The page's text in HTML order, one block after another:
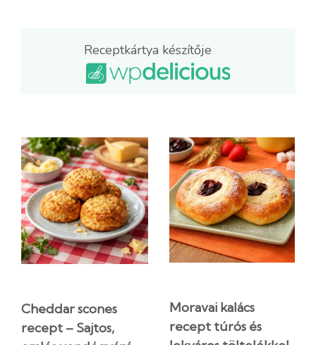
Receptkártya készítője
Cheddar scones
recept – Sajtos,
Moravai kalács
recept túrós és